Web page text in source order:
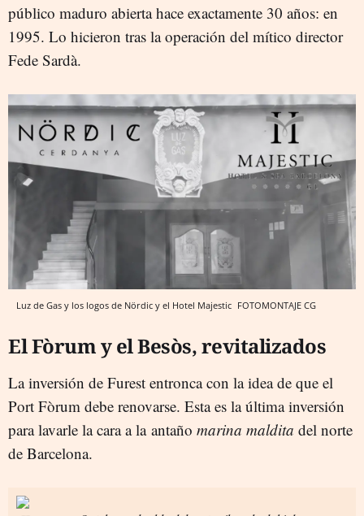
público maduro abierta hace exactamente 30 años: en
1995. Lo hicieron tras la operación del mítico director
Fede Sardà.
Luz de Gas y los logos de Nördic y el Hotel Majestic FOTOMONTAJE CG
El Fòrum y el Besòs, revitalizados
La inversión de Furest entronca con la idea de que el
Port Fòrum debe renovarse. Esta es la última inversión
para lavarle la cara a la antaño marina maldita del norte
de Barcelona.